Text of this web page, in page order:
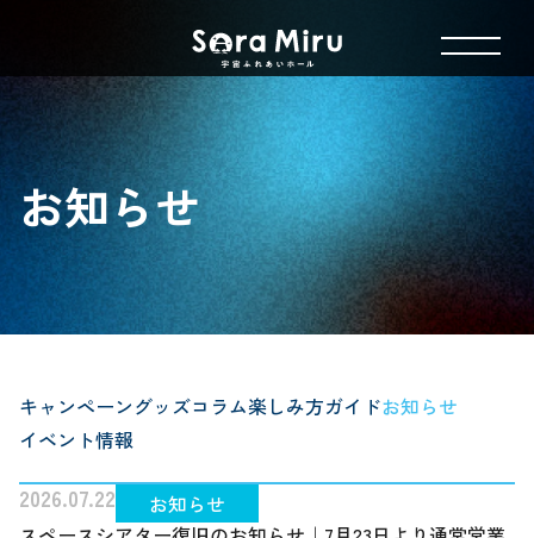
お知らせ
キャンペーングッズコラム楽しみ方ガイドお知らせ
イベント情報
2026.07.22
お知らせ